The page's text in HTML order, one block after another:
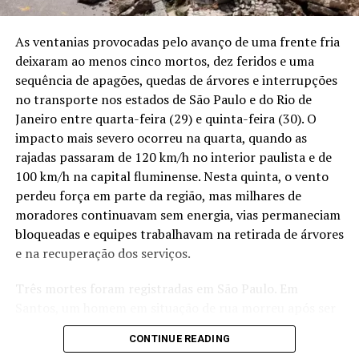
RELATED TOPICS:
ACRE MANTÉM ALERTA
BACIA DO RIO ACRE
CHEIAS
CHUVAS NO ACRE
DEFESA CIVIL DO ACRE
DESTAQUEPOP
MONITORAMENTO HIDROLÓGICO
RIO ACRE
UP NEXT
Governo federal firma acordo Esperançar Chico Mendes
para integrar cultura e meio ambiente em territórios
tradicionais do Acre
DON'T MISS
Cheia histórica no Acre e seca fora de época no
Amazonas expõem desequilíbrio no regime de chuvas da
Amazônia
Entre janeiro e abril de 2026, a Fiscalía peruana
registrou 29 pontos de mineração ilegal em Iquitos,
Maynas e Nauta. O número cobre apenas ocorrências
que chegaram aos órgãos públicos. Em rios extensos,
com canais escondidos pela floresta e longas distâncias
entre as comunidades, parte das dragas pode funcionar
durante semanas sem ser alcançada por qualquer
fiscalização.
Puca Urco já havia recebido uma grande operação em
junho. A Marinha peruana apreendeu e destruiu balsas,
motores, geradores, compressores, bombas,
combustível, equipamentos de internet via satélite e
daquele mês, quatro operações nos rios Nanay,
destruídas e bens avaliados em mais de 800 mil soles. De
janeiro a maio, o governo peruano calculou em mais de
As ventanias provocadas pelo avanço de uma frente fria
deixaram ao menos cinco mortos, dez feridos e uma
sequência de apagões, quedas de árvores e interrupções
no transporte nos estados de São Paulo e do Rio de
Janeiro entre quarta-feira (29) e quinta-feira (30). O
impacto mais severo ocorreu na quarta, quando as
rajadas passaram de 120 km/h no interior paulista e de
100 km/h na capital fluminense. Nesta quinta, o vento
perdeu força em parte da região, mas milhares de
moradores continuavam sem energia, vias permaneciam
bloqueadas e equipes trabalhavam na retirada de árvores
e na recuperação dos serviços.
Três mortes foram registradas em São Paulo. Em
atingido pela queda de uma árvore na Avenida Almirante
Cochrane, no bairro Estuário. Em Cesário Lange, na
CONTINUE READING